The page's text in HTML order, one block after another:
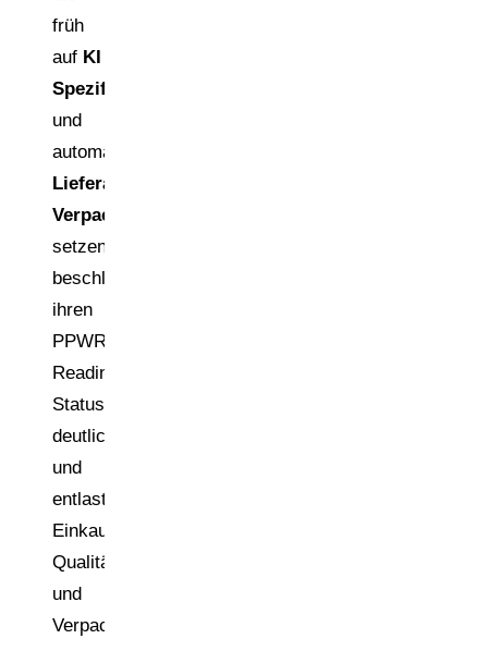
früh
auf KI
Spezifikationsdigitalisierung
und
automatisierte
Lieferantenkommunikation
Verpackung
setzen,
beschleunigen
ihren
PPWR-
Readiness-
Status
deutlich
und
entlasten
Einkauf,
Qualität
und
Verpackungstechnik.